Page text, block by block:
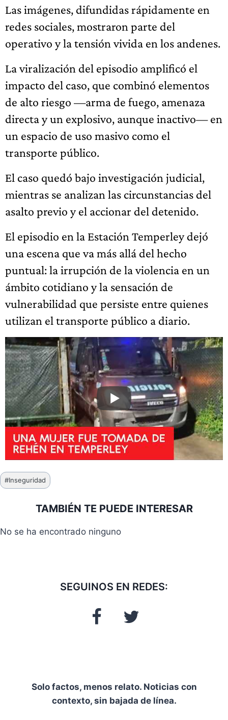
Las imágenes, difundidas rápidamente en
redes sociales, mostraron parte del
operativo y la tensión vivida en los andenes.
La viralización del episodio amplificó el
impacto del caso, que combinó elementos
de alto riesgo —arma de fuego, amenaza
directa y un explosivo, aunque inactivo— en
un espacio de uso masivo como el
transporte público.
El caso quedó bajo investigación judicial,
mientras se analizan las circunstancias del
asalto previo y el accionar del detenido.
El episodio en la Estación Temperley dejó
una escena que va más allá del hecho
puntual: la irrupción de la violencia en un
ámbito cotidiano y la sensación de
vulnerabilidad que persiste entre quienes
utilizan el transporte público a diario.
Etiquetas
de
#Inseguridad
TAMBIÉN TE PUEDE INTERESAR
No se ha encontrado ninguno
SEGUINOS EN REDES:
Solo factos, menos relato. Noticias con
contexto, sin bajada de línea.